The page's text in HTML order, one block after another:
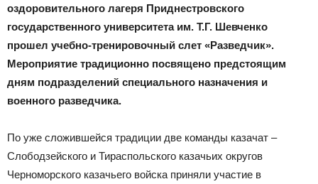
оздоровительного лагеря Приднестровского
государственного университета им. Т.Г. Шевченко
прошел учебно-тренировочный слет «Разведчик».
Мероприятие традиционно посвящено предстоящим
дням подразделений специального назначения и
военного разведчика.
По уже сложившейся традиции две команды казачат –
Слободзейского и Тираспольского казачьих округов
Черноморского казачьего войска приняли участие в